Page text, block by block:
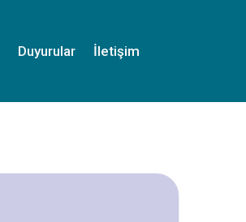
Duyurular İletişim